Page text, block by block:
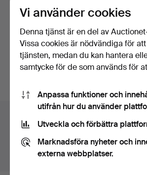
LANTERNOR, 2 st.
Klubbades 15 nov 2024
7 bud
64 USD
Du söker i vårt arkiv över avslutade
Visa pågående auktioner istället.
Vi använder cookies
Denna tjänst är en del av
Vissa cookies är nödvändiga för
tjänsten, medan du kan hantera
samtycke för de som används för
Anpassa funktioner och
utifrån hur du använder
Utveckla och förbättra
Marknadsföra nyheter och
externa webbplatser.